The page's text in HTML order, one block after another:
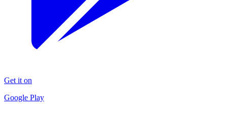
Get it on
Google Play